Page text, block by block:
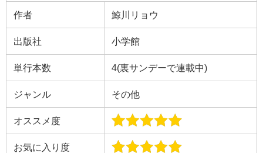
作者 鯨川リョウ
出版社 小学館
単行本数 4(裏サンデーで連載中)
ジャンル その他
オススメ度
お気に入り度